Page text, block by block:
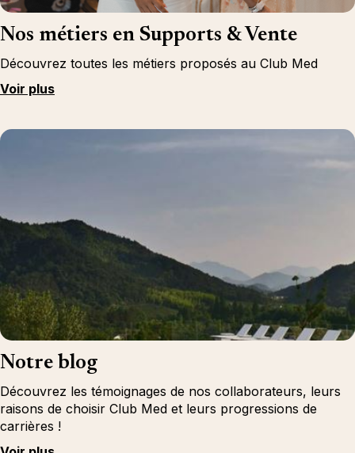
Nos métiers en Supports & Vente
Découvrez toutes les métiers proposés au Club Med
Voir plus
Notre blog
Découvrez les témoignages de nos collaborateurs, leurs
raisons de choisir Club Med et leurs progressions de
carrières !